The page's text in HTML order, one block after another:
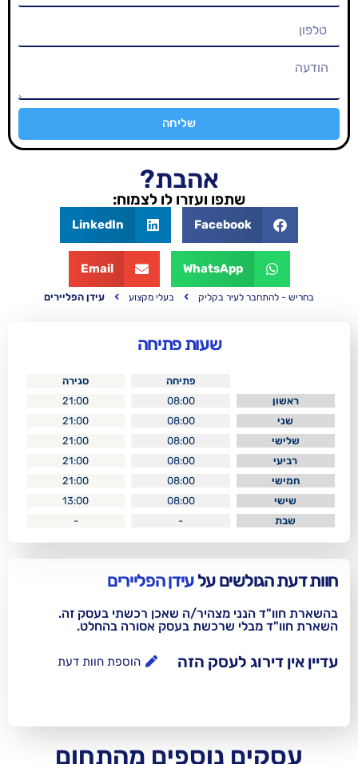
שתפו ועזרו לו לצמוח:
LinkedIn
Email
לעיר בקליק בעלי מקצוע עידן הפליירים
סגירה
08:00
21:00
08:00
21:00
08:00
21:00
08:00
21:00
08:00
21:00
08:00
13:00
-
-
עלעידן הפליירים
מצהיר/ה שאכן רכשתי בעסק זה.
שרכשת בעסק אסורה בהחלט.
לעסק הזה הוספת חוות דעת
נוספים מהתחום